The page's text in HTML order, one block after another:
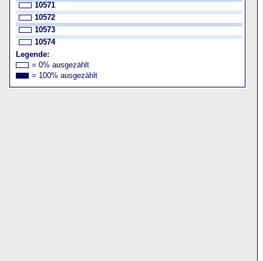
10571
10572
10573
10574
Legende:
= 0% ausgezählt
= 100% ausgezählt